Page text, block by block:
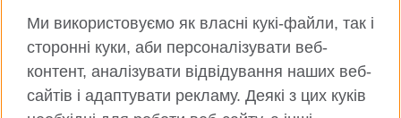
Facebook Twitter
Instagram Flickr
TikTok YouTube
Ми використовуємо як власні кукі-файли, так і
сторонні куки, аби персоналізувати веб-
контент, аналізувати відвідування наших веб-
сайтів і адаптувати рекламу. Деякі з цих куків